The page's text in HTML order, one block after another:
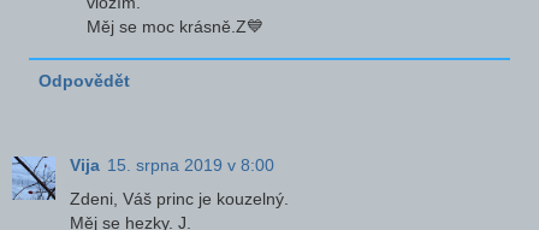
Měj se moc krásně.Z💙
Odpovědět
Vija 15. srpna 2019 v 8:00
Zdeni, Váš princ je kouzelný.
Měj se hezky. J.